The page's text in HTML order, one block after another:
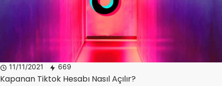
11/11/2021 669
Kapanan Tiktok Hesabı Nasıl Açılır?